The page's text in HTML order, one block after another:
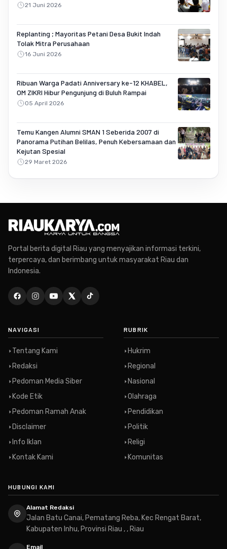
21 Juni 2026
Replanting ; Mayoritas Petani Desa Bukit Indah
Tolak Mitra Perusahaan
16 Juni 2026
Ribuan Warga Padati Anniversary ke-12 KHABEL,
OM ZIKRI Hibur Pengunjung di Buluh Rampai
05 April 2026
Temu Kangen Alumni SMAN 1 Seberida 2007 di
Panorama Putihan Belilas, Penuh Kebersamaan dan
Kejutan Spesial
29 Maret 2026
Portal berita digital Riau yang menyajikan informasi terkini,
terpercaya, dan berimbang untuk masyarakat Riau dan
Indonesia.
NAVIGASI
Tentang Kami
Redaksi
Pedoman Media Siber
Kode Etik
Pedoman Ramah Anak
Disclaimer
Info Iklan
Kontak Kami
RUBRIK
Hukrim
Regional
Nasional
Olahraga
Pendidikan
Politik
Religi
Komunitas
HUBUNGI KAMI
Alamat Redaksi
Jalan Batu Canai, Pematang Reba, Kec Rengat Barat,
Kabupaten Inhu, Provinsi Riau , , Riau
Email